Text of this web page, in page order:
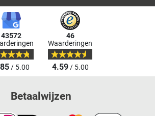
43572
/ 5.00
46
Waarderingen
4.59/ 5.00
Betaalwijzen